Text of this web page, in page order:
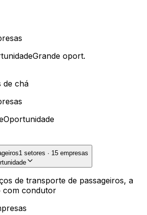
Grande oport.
de chá
Oportunidade
1 setores · 15 empresas
de transporte de passageiros, a
com condutor